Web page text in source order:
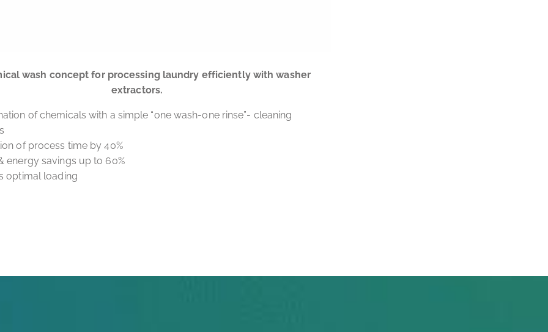
wash concept for processing laundry efficiently with washer
extractors.
of chemicals with a simple “one wash-one rinse”- cleaning
of process time by 40%
energy savings up to 60%
optimal loading